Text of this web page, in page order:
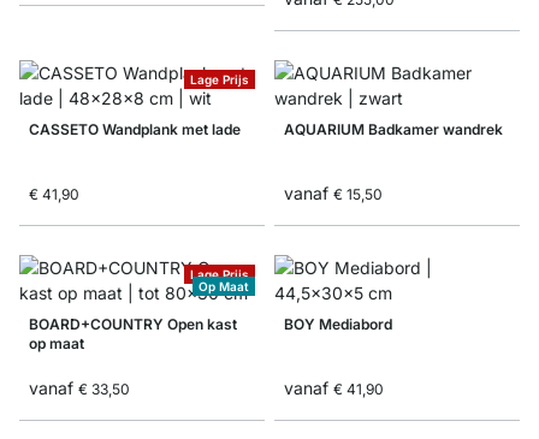
Lage Prijs
CASSETO Wandplank met lade
€ 41,90
AQUARIUM Badkamer wandrek
vanaf € 15,50
Lage Prijs
Op Maat
BOARD+COUNTRY Open kast
op maat
vanaf € 33,50
BOY Mediabord
vanaf € 41,90